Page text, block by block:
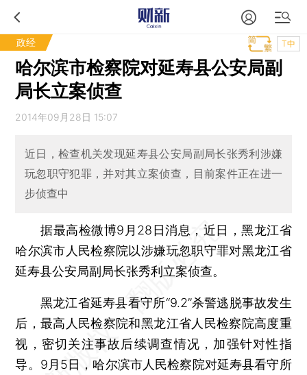
政经 T中
哈尔滨市检察院对延寿县公安局副
局长立案侦查
2014年09月28日 15:07
近日，检查机关发现延寿县公安局副局长张秀利涉嫌
玩忽职守犯罪，并对其立案侦查，目前案件正在进一
步侦查中
据最高检微博9月28日消息，近日，黑龙江省
哈尔滨市人民检察院以涉嫌玩忽职守罪对黑龙江省
延寿县公安局副局长张秀利立案侦查。
黑龙江省延寿县看守所“9.2”杀警逃脱事故发生
后，最高人民检察院和黑龙江省人民检察院高度重
视，密切关注事故后续调查情况，加强针对性指
导。9月5日，哈尔滨市人民检察院对延寿县看守所